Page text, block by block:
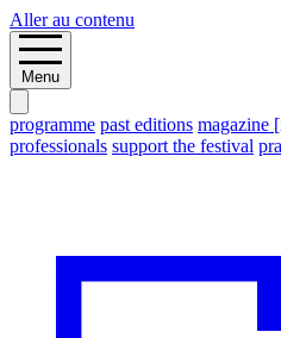
Aller au contenu
Menu
programme past editions magazine
professionals support the festival